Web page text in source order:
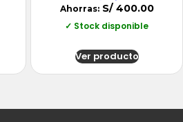
Ahorras: S/400.00
✓ Stock disponible
Ver producto